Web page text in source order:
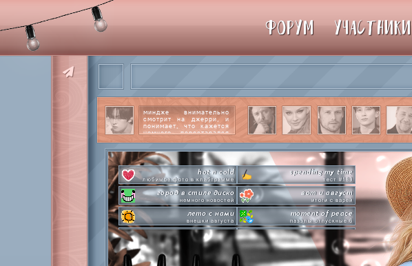
миндже внимательно
смотрит на джерри, и
понимает, что кажется
немного перестарался
далее
hot n cold
любимое фото в клабграмме
spending my time
тест #183
город в стиле диско
немного новостей
вот и август
итоги с варей
лето с нами
внешки августа
moment of peace
паззлы отпускные 6
pen-pineapple-apple-pen!
шлакоблокунь заказывали?
сделай это прямо сейчас
лупим пиньяту!
everyone's a star
покупаем звезды
time goes by so slowly
анаграммы на базе
ФОРУМ УЧАСТНИКИ